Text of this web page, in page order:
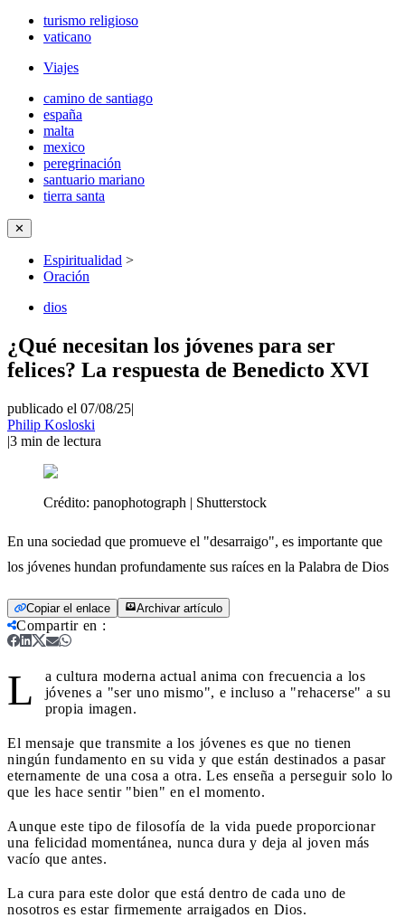
turismo religioso
vaticano
Viajes
camino de santiago
españa
malta
mexico
peregrinación
santuario mariano
tierra santa
✕
Espiritualidad >
Oración
dios
¿Qué necesitan los jóvenes para ser
felices? La respuesta de Benedicto XVI
publicado el 07/08/25|
Philip Kosloski
|3 min de lectura
Crédito: panophotograph | Shutterstock
En una sociedad que promueve el "desarraigo", es importante que
los jóvenes hundan profundamente sus raíces en la Palabra de Dios
Copiar el enlace Archivar artículo
Compartir en :
L
a cultura moderna actual anima con frecuencia a los
jóvenes a "ser uno mismo", e incluso a "rehacerse" a su
propia imagen.
El mensaje que transmite a los jóvenes es que no tienen
ningún fundamento en su vida y que están destinados a pasar
eternamente de una cosa a otra. Les enseña a perseguir solo lo
que les hace sentir "bien" en el momento.
Aunque este tipo de filosofía de la vida puede proporcionar
una felicidad momentánea, nunca dura y deja al joven más
vacío que antes.
La cura para este dolor que está dentro de cada uno de
nosotros es estar firmemente arraigados en Dios.